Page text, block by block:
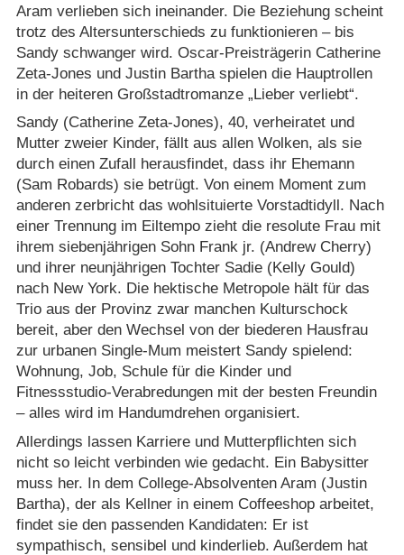
Aram verlieben sich ineinander. Die Beziehung scheint
trotz des Altersunterschieds zu funktionieren – bis
Sandy schwanger wird. Oscar-Preisträgerin Catherine
Zeta-Jones und Justin Bartha spielen die Hauptrollen
in der heiteren Großstadtromanze „Lieber verliebt“.
Sandy (Catherine Zeta-Jones), 40, verheiratet und
Mutter zweier Kinder, fällt aus allen Wolken, als sie
durch einen Zufall herausfindet, dass ihr Ehemann
(Sam Robards) sie betrügt. Von einem Moment zum
anderen zerbricht das wohlsituierte Vorstadtidyll. Nach
einer Trennung im Eiltempo zieht die resolute Frau mit
ihrem siebenjährigen Sohn Frank jr. (Andrew Cherry)
und ihrer neunjährigen Tochter Sadie (Kelly Gould)
nach New York. Die hektische Metropole hält für das
Trio aus der Provinz zwar manchen Kulturschock
bereit, aber den Wechsel von der biederen Hausfrau
zur urbanen Single-Mum meistert Sandy spielend:
Wohnung, Job, Schule für die Kinder und
Fitnessstudio-Verabredungen mit der besten Freundin
– alles wird im Handumdrehen organisiert.
Allerdings lassen Karriere und Mutterpflichten sich
nicht so leicht verbinden wie gedacht. Ein Babysitter
muss her. In dem College-Absolventen Aram (Justin
Bartha), der als Kellner in einem Coffeeshop arbeitet,
findet sie den passenden Kandidaten: Er ist
sympathisch, sensibel und kinderlieb. Außerdem hat